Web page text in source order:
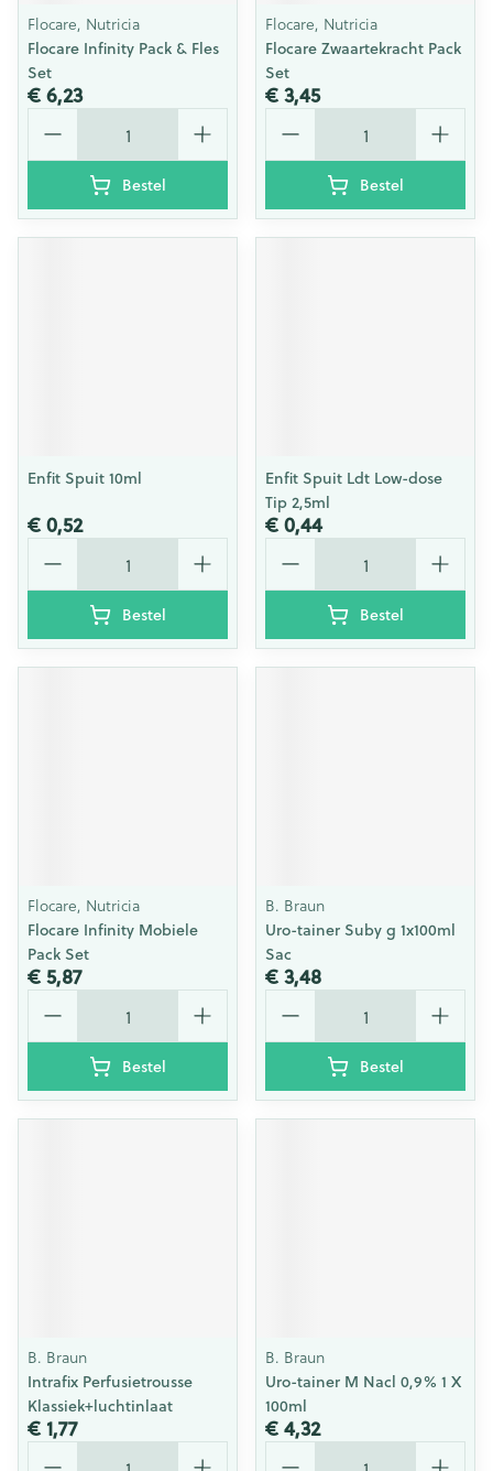
Flocare, Nutricia
Flocare Infinity Pack & Fles
Set
€ 6,23
Aantal
Bestel
Flocare, Nutricia
Flocare Zwaartekracht Pack
Set
€ 3,45
Aantal
Bestel
Enfit Spuit 10ml
€ 0,52
Aantal
Bestel
Enfit Spuit Ldt Low-dose
Tip 2,5ml
€ 0,44
Aantal
Bestel
Flocare, Nutricia
Flocare Infinity Mobiele
Pack Set
€ 5,87
Aantal
Bestel
B. Braun
Uro-tainer Suby g 1x100ml
Sac
€ 3,48
Aantal
Bestel
B. Braun
Intrafix Perfusietrousse
Klassiek+luchtinlaat
€ 1,77
Aantal
B. Braun
Uro-tainer M Nacl 0,9% 1 X
100ml
€ 4,32
Aantal